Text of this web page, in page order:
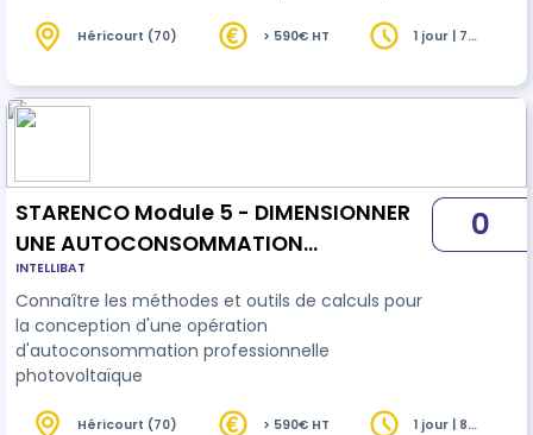
Héricourt (70) > 590€ HT
1 jour | 7
STARENCO Module 5 - DIMENSIONNER
UNE AUTOCONSOMMATION
PROFESSIONNELLE
INTELLIBAT
Connaître les méthodes et outils de calculs pour
la conception d'une opération
d'autoconsommation professionnelle
photovoltaïque
0
Héricourt (70) > 590€ HT
1 jour | 8